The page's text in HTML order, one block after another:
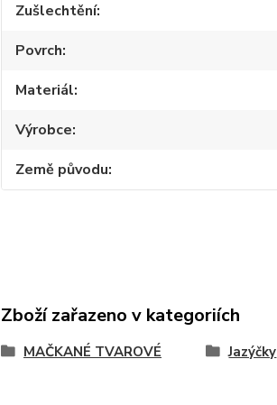
Zušlechtění
Povrch
Materiál
Výrobce
Země původu
Zboží zařazeno v kategoriích
MAČKANÉ TVAROVÉ Jazýčky